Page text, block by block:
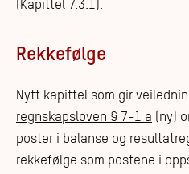
(Kapittel 7.3.1).
Rekkefølge
Nytt kapittel som gir
regnskapsloven § 7-1 a (ny)
poster i balanse og
rekkefølge som postene i